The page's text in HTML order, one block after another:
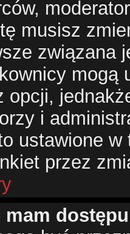
musisz
związana
opcji,
i
ustawione
przez
mam